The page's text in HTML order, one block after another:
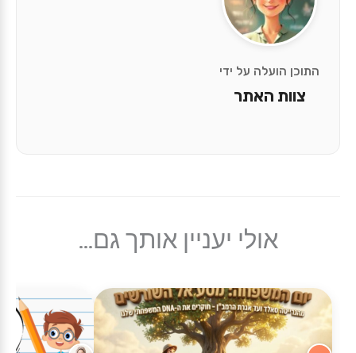
התוכן הועלה על ידי
צוות האתר
אולי יעניין אותך גם...